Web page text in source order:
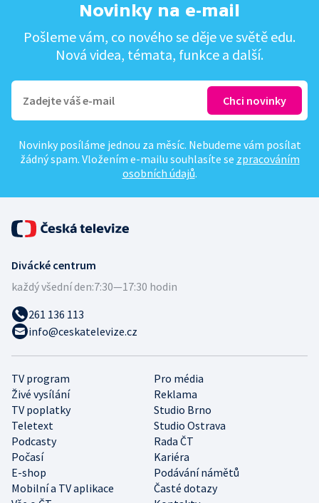
Novinky na e-mail
Pošleme vám, co nového se děje ve světě edu.
Nová videa, témata, funkce a další.
Novinky posíláme jednou za měsíc. Nebudeme vám posílat
žádný spam. Vložením e-mailu souhlasíte se zpracováním
osobních údajů.